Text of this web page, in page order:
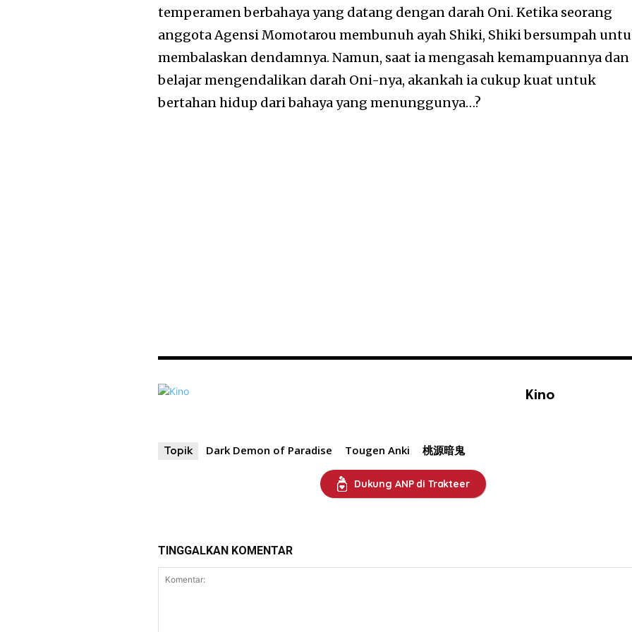
temperamen berbahaya yang datang dengan darah Oni. Ketika seorang
anggota Agensi Momotarou membunuh ayah Shiki, Shiki bersumpah
membalaskan dendamnya. Namun, saat ia mengasah kemampuannya dan
belajar mengendalikan darah Oni-nya, akankah ia cukup kuat untuk
bertahan hidup dari bahaya yang menunggunya…?
Kino
Topik Dark Demon of Paradise Tougen Anki 桃源暗鬼
Dukung ANP di Trakteer
TINGGALKAN KOMENTAR